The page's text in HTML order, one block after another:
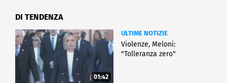
DI TENDENZA
01:42
ULTIME NOTIZIE
Violenze, Meloni:
"Tolleranza zero"